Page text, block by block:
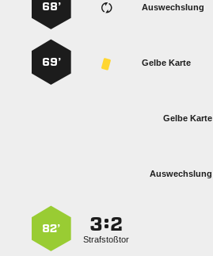
Auswechslung
68’
Gelbe Karte
69’
Gelbe Karte
Auswechslung
:
Strafstoßtor
82’